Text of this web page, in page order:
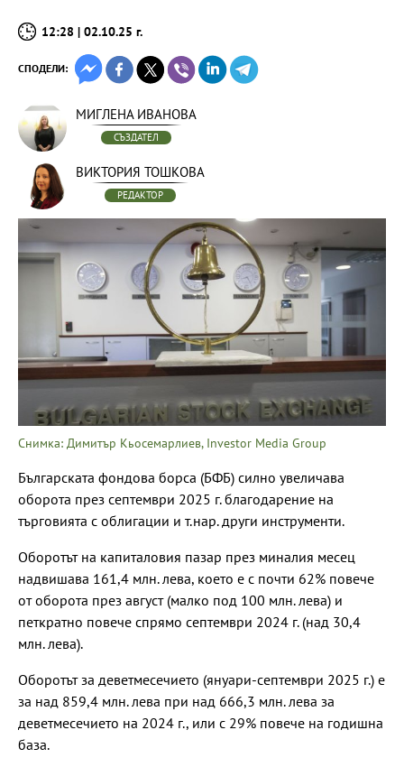
12:28 | 02.10.25 г.
СПОДЕЛИ:
МИГЛЕНА ИВАНОВА
СЪЗДАТЕЛ
ВИКТОРИЯ ТОШКОВА
РЕДАКТОР
Снимка: Димитър Кьосемарлиев, Investor Media Group
Българската фондова борса (БФБ) силно увеличава
оборота през септември 2025 г. благодарение на
търговията с облигации и т.нар. други инструменти.
Оборотът на капиталовия пазар през миналия месец
надвишава 161,4 млн. лева, което е с почти 62% повече
от оборота през август (малко под 100 млн. лева) и
петкратно повече спрямо септември 2024 г. (над 30,4
млн. лева).
Оборотът за деветмесечието (януари-септември 2025 г.) е
за над 859,4 млн. лева при над 666,3 млн. лева за
деветмесечието на 2024 г., или с 29% повече на годишна
база.